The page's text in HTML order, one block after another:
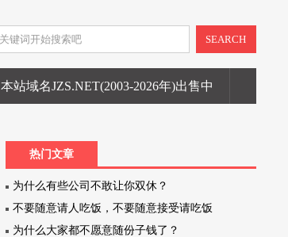
SEARCH
本站域名JZS.NET(2003-2026年)出售中
热门文章
为什么有些公司不敢让你双休？
不要随意请人吃饭，不要随意接受请吃饭
为什么大家都不愿意随份子钱了？